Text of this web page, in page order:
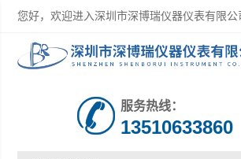
您好，欢迎进入深圳市深博瑞仪器仪表有限公
服务热线：
13510633860